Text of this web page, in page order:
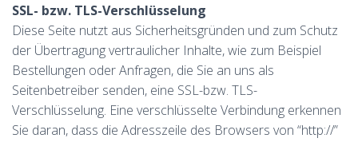
SSL- bzw. TLS-Verschlüsselung
Diese Seite nutzt aus Sicherheitsgründen und zum Schutz
der Übertragung vertraulicher Inhalte, wie zum Beispiel
Bestellungen oder Anfragen, die Sie an uns als
Seitenbetreiber senden, eine SSL-bzw. TLS-
Verschlüsselung. Eine verschlüsselte Verbindung erkennen
Sie daran, dass die Adresszeile des Browsers von “http://”